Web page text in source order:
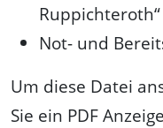
Not- und
Um diese Datei
Sie ein PDF